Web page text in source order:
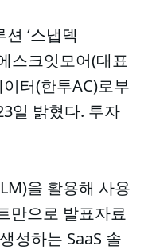
‘스냅덱
스크잇모어(대표
터(한투AC)로부
일 밝혔다. 투자
을 활용해 사용
만으로 발표자료
성하는 SaaS 솔